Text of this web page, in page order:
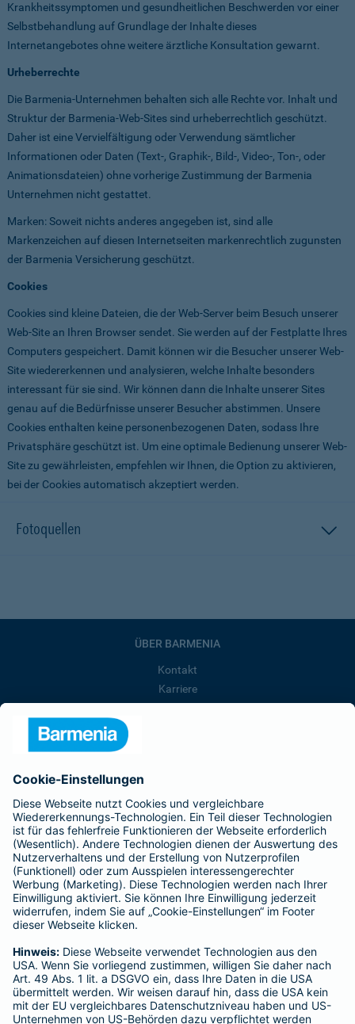
Krankheitssymptomen und gesundheitlichen Beschwerden vor einer
Selbstbehandlung auf Grundlage der Inhalte dieses
Internetangebotes ohne weitere ärztliche Konsultation gewarnt.
Urheberrechte
Die Barmenia-Unternehmen behalten sich alle Rechte vor. Inhalt und
Struktur der Barmenia-Web-Sites sind urheberrechtlich geschützt.
Daher ist eine Vervielfältigung oder Verwendung sämtlicher
Informationen oder Daten (Text-, Graphik-, Bild-, Video-, Ton-, oder
Animationsdateien) ohne vorherige Zustimmung der Barmenia
Unternehmen nicht gestattet.
Marken: Soweit nichts anderes angegeben ist, sind alle
Markenzeichen auf diesen Internetseiten markenrechtlich zugunsten
der Barmenia Versicherung geschützt.
Cookies
Cookies sind kleine Dateien, die der Web-Server beim Besuch unserer
Web-Site an Ihren Browser sendet. Sie werden auf der Festplatte Ihres
Computers gespeichert. Damit können wir die Besucher unserer Web-
Site wiedererkennen und analysieren, welche Inhalte besonders
interessant für sie sind. Wir können dann die Inhalte unserer Sites
genau auf die Bedürfnisse unserer Besucher abstimmen. Unsere
Cookies enthalten keine personenbezogenen Daten, sodass Ihre
Privatsphäre geschützt ist. Um eine optimale Bedienung unserer Web-
Site zu gewährleisten, empfehlen wir Ihnen, die Option zu aktivieren,
bei der Cookies automatisch akzeptiert werden.
Fotoquellen
ÜBER BARMENIA
Kontakt
Karriere
Barmenia ist Teil der BarmeniaGothaer
BELIEBTE SEITEN
Kranken-Zusatzversicherung
Tierversicherungen
Haftpflichtversicherung
Hausratversicherung
Adresse ändern
Schaden melden
Kilometerstandsmeldung
Serviceübersicht